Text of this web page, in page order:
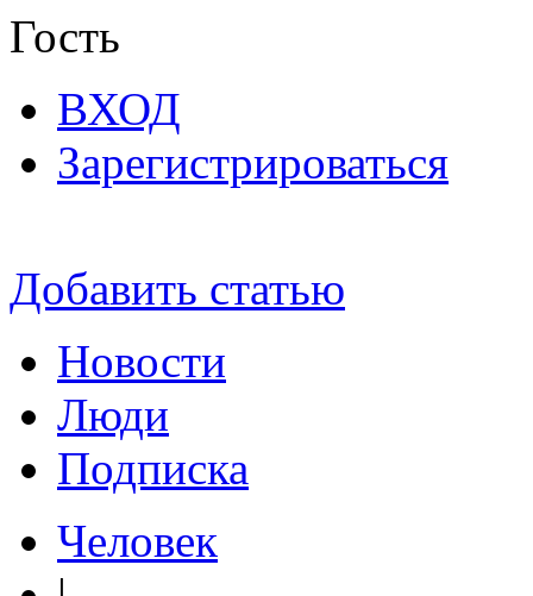
Гость
ВХОД
Зарегистрироваться
Добавить статью
Новости
Люди
Подписка
Человек